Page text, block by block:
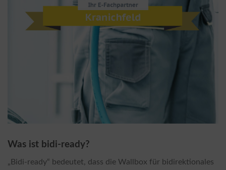
Was ist bidi-ready?
„Bidi-ready“ bedeutet, dass die Wallbox für bidirektionales